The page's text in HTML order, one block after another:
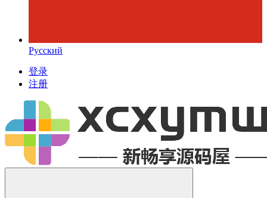
Русский
登录
注册